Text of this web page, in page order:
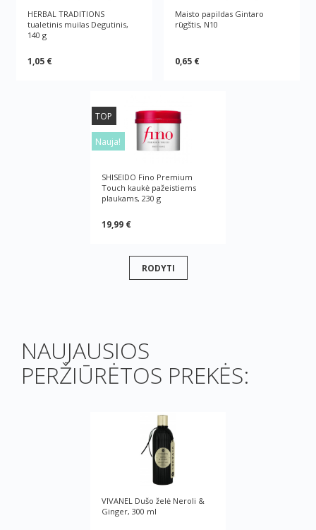
HERBAL TRADITIONS
tualetinis muilas Degutinis,
140 g
1,05 €
Maisto papildas Gintaro
rūgštis, N10
0,65 €
TOP
Nauja!
SHISEIDO Fino Premium
Touch kaukė pažeistiems
plaukams, 230 g
19,99 €
RODYTI
NAUJAUSIOS
PERŽIŪRĖTOS PREKĖS:
VIVANEL Dušo želė Neroli &
Ginger, 300 ml